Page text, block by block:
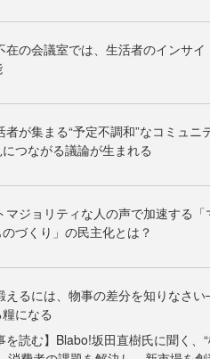
在の会議室では、生活者のインサイ
者が集まる“予定不調和”なコミュニ
つながる議論が生まれる
マジョリティな人の声で加速する「
づくり」の民主化とは？
えるには、物事の差分を知りなさ
になる
を読む】Blabo!坂田直樹氏に聞く、